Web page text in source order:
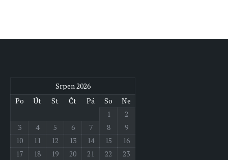
Srpen 2026
Po
Út St Čt Pá So
Ne
1
2
3
4 5 6 7 8
9
10
11 12 13 14 15
16
17
18 19 20 21 22 23